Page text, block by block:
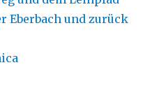
Eberbach und zurück